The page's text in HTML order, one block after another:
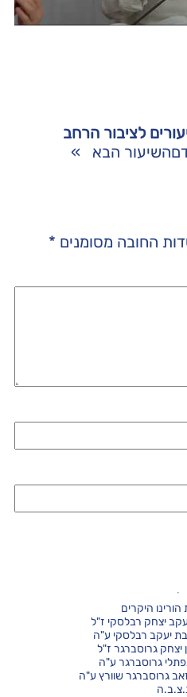
לציבור הרחב
השיעור הבא »
החובה מסומנים *
היקרים
יצחק רבלסקי ז"ל
יעקב רבלסקי ע"ה
יצחק גרוסברגר ז"ל
גרוסברגר ע"ה
גרוסברגר שוורץ ע"ה